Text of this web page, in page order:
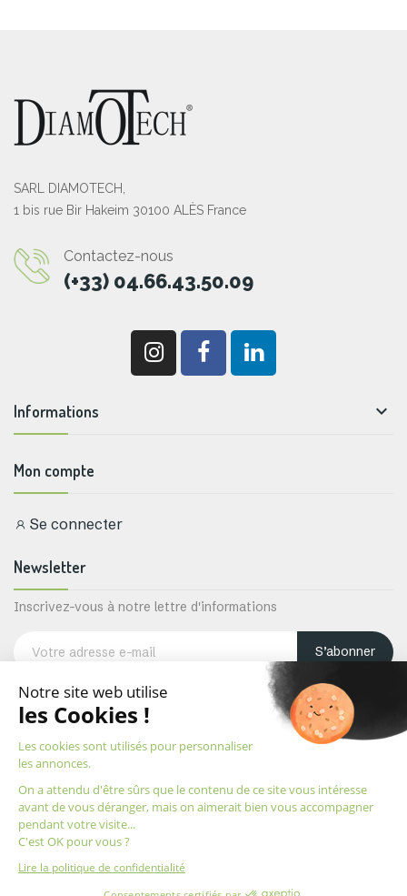
SARL DIAMOTECH,
1 bis rue Bir Hakeim 30100 ALÈS France
Contactez-nous
(+33) 04.66.43.50.09
Informations 
Mon compte
Se connecter
Newsletter
Inscrivez-vous à notre lettre d'informations
S’abonner
Vous pouvez vous désabonner à tout moment. Pour cela, veuillez trouver